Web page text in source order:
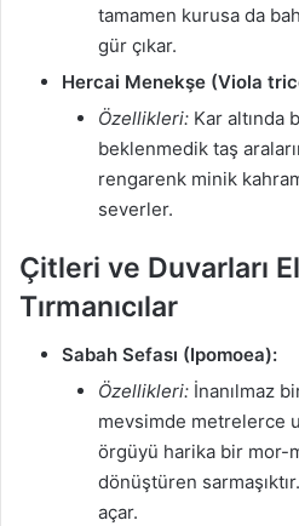
tamamen kurusa da
gür çıkar.
Hercai Menekşe (Viola
Özellikleri: Kar altında
beklenmedik taş
rengarenk minik
severler.
Çitleri ve Duvarları
Tırmanıcılar
Sabah Sefası (Ipomoea):
Özellikleri: İnanılmaz
mevsimde metrelerce
örgüyü harika bir mor-
dönüştüren
açar.